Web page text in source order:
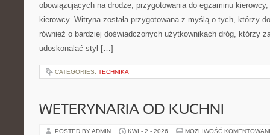
obowiązujących na drodze, przygotowania do egzaminu
kierowcy. Witryna została przygotowana z myślą o tych, którzy
również o bardziej doświadczonych użytkownikach dróg, którzy
udoskonalać styl […]
CATEGORIES: TECHNIKA
WETERYNARIA OD KUCHNI
POSTED BY ADMIN KWI - 2 - 2026 MOŻLIWOŚĆ